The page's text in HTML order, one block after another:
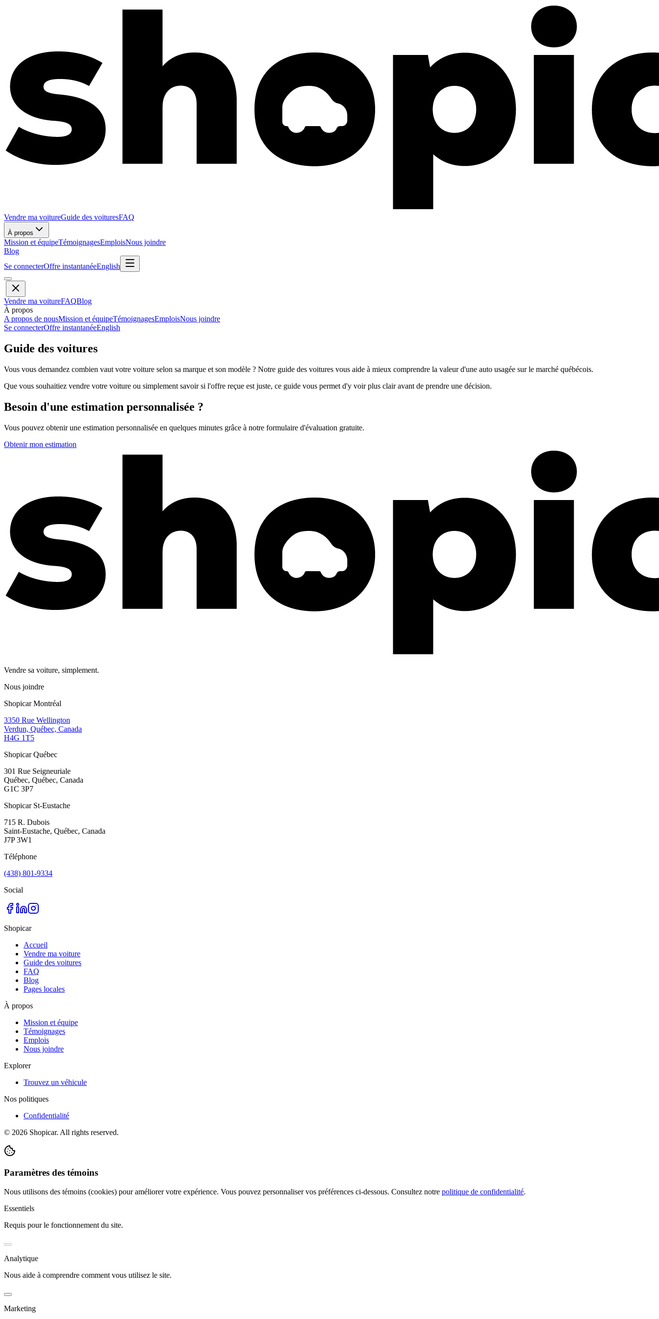
Vendre ma voitureGuide des voituresFAQ
À propos
Mission et équipeTémoignagesEmploisNous joindre
Blog
Se connecterOffre instantanéeEnglish
Vendre ma voitureFAQBlog
À propos
A propos de nousMission et équipeTémoignagesEmploisNous joindre
Se connecterOffre instantanéeEnglish
Guide des voitures
Vous vous demandez combien vaut votre voiture selon sa marque et son modèle ? Notre guide des voitures vous aide à mieux comprendre la valeur d'une auto usagée sur le marché québécois.
Que vous souhaitiez vendre votre voiture ou simplement savoir si l'offre reçue est juste, ce guide vous permet d'y voir plus clair avant de prendre une décision.
Besoin d'une estimation personnalisée ?
Vous pouvez obtenir une estimation personnalisée en quelques minutes grâce à notre formulaire d'évaluation gratuite.
Obtenir mon estimation
Vendre sa voiture, simplement.
Nous joindre
Shopicar Montréal
3350 Rue Wellington
Verdun, Québec, Canada
H4G 1T5
Shopicar Québec
301 Rue Seigneuriale
Québec, Québec, Canada
G1C 3P7
Shopicar St-Eustache
715 R. Dubois
Saint-Eustache, Québec, Canada
J7P 3W1
Téléphone
(438) 801-9334
Social
Shopicar
Accueil
Vendre ma voiture
Guide des voitures
FAQ
Blog
Pages locales
À propos
Mission et équipe
Témoignages
Emplois
Nous joindre
Explorer
Trouvez un véhicule
Nos politiques
Confidentialité
© 2026 Shopicar. All rights reserved.
Paramètres des témoins
Nous utilisons des témoins (cookies) pour améliorer votre expérience. Vous pouvez personnaliser vos préférences ci-dessous. Consultez notre politique de confidentialité.
Essentiels
Requis pour le fonctionnement du site.
Analytique
Nous aide à comprendre comment vous utilisez le site.
Marketing